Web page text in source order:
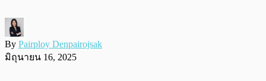
By Pairploy Denpairojsak
มิถุนายน 16, 2025